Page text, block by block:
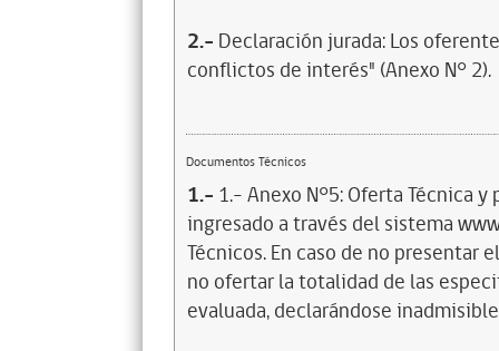
2.- Declaración jurada: Los
conflictos de interés" (Anexo N° 2).
Documentos Técnicos
1.- 1.- Anexo N°5: Oferta Técnica
ingresado a través del sistema
Técnicos. En caso de no presentar
no ofertar la totalidad de las
evaluada, declarándose